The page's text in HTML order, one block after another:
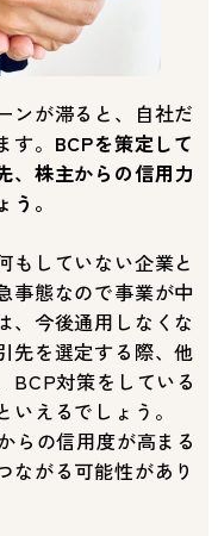
ンが滞ると、自社だ
。 BCPを策定して
、株主からの信用力
。
もしていない企業と
事態なので事業が中
、今後通用しなくな
先を選定する際、他
BCP対策をしている
えるでしょう。
らの信用度が高まる
ながる可能性があり